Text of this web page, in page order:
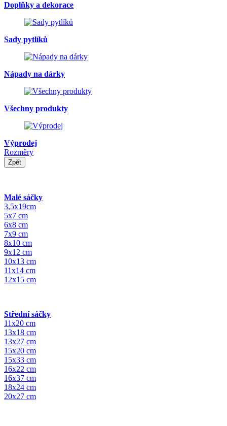
Doplňky a dekorace
Sady pytlíků
Nápady na dárky
Všechny produkty
Výprodej
Rozměry
Zpět
Malé sáčky
3,5x19cm
5x7 cm
6x8 cm
7x9 cm
8x10 cm
9x12 cm
10x13 cm
11x14 cm
12x15 cm
Střední sáčky
11x20 cm
13x18 cm
13x27 cm
15x20 cm
15x33 cm
16x22 cm
16x37 cm
18x24 cm
20x27 cm